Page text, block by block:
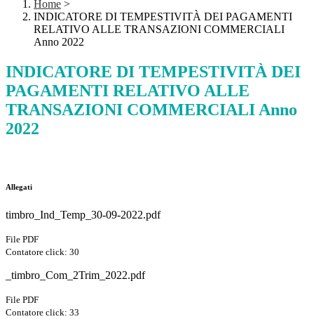
Home >
INDICATORE DI TEMPESTIVITÀ DEI PAGAMENTI
RELATIVO ALLE TRANSAZIONI COMMERCIALI
Anno 2022
INDICATORE DI TEMPESTIVITÀ DEI
PAGAMENTI RELATIVO ALLE
TRANSAZIONI COMMERCIALI Anno
2022
Allegati
timbro_Ind_Temp_30-09-2022.pdf
File PDF
Contatore click: 30
_timbro_Com_2Trim_2022.pdf
File PDF
Contatore click: 33